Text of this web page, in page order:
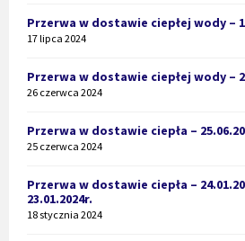
Przerwa w dostawie ciepłej wody –
17 lipca 2024
Przerwa w dostawie ciepłej wody –
26 czerwca 2024
Przerwa w dostawie ciepła –
25 czerwca 2024
Przerwa w dostawie ciepła –
23.01.2024r.
18 stycznia 2024